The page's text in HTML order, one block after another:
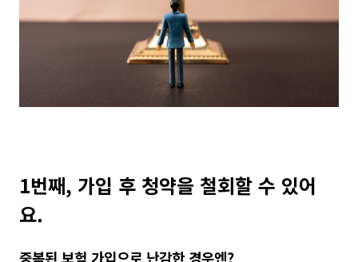
1번째, 가입 후 청약을 철회할 수 있어
요.
중복된 보험 가입으로 난감한 경우엔?